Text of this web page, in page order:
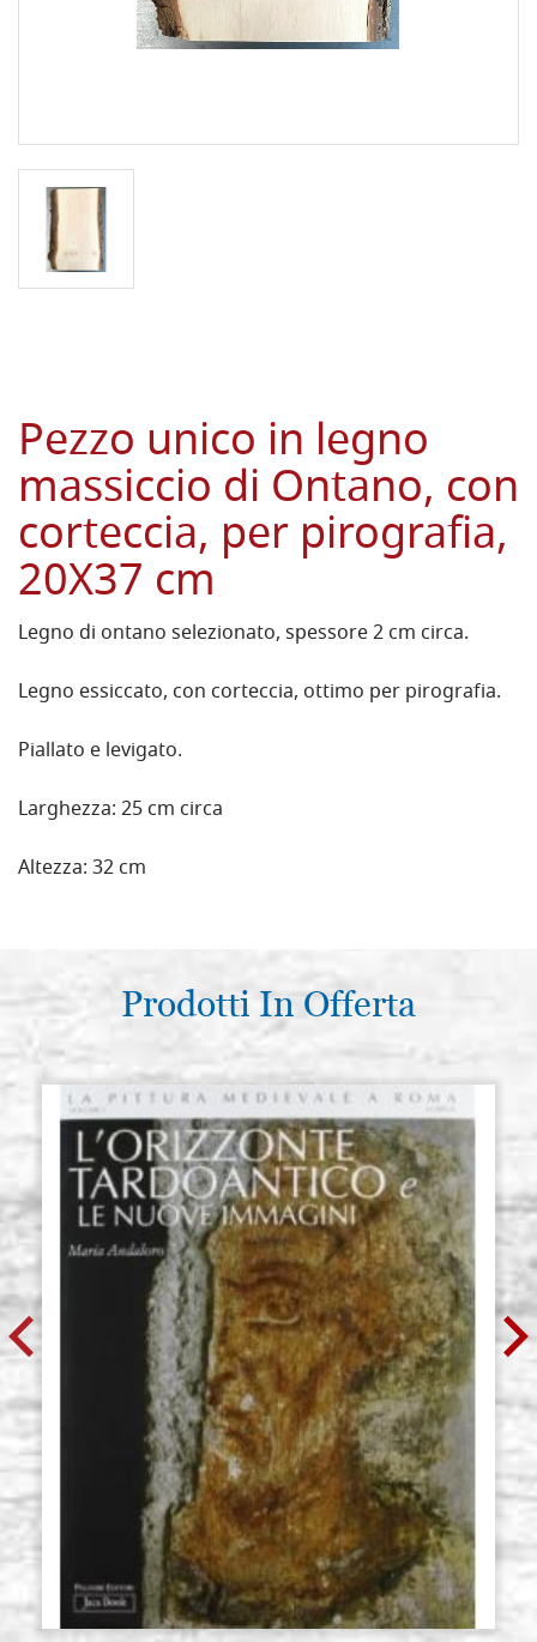
Pezzo unico in legno
massiccio di Ontano, con
corteccia, per pirografia,
20X37 cm
Legno di ontano selezionato, spessore 2 cm circa.
Legno essiccato, con corteccia, ottimo per pirografia.
Piallato e levigato.
Larghezza: 25 cm circa
Altezza: 32 cm
Prodotti In Offerta